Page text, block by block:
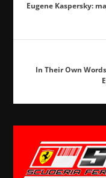
Eugene Kaspersky:
In Their Own